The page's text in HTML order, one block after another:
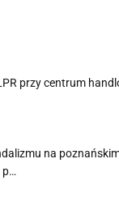
przy centrum
na
p…